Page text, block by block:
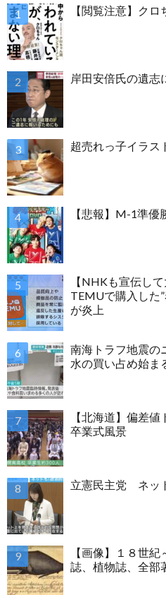
【閲覧注意】ク
岸田安倍氏の遺志
超売れっ子イラス
【悲報】M-1準
【NHKも宣伝し
TEMUで購入した
が炎上
南海トラフ地震
水の買い占め始ま
【北海道】偏差
卒業式風景
立憲民主党 ネッ
【画像】１８世
誌、植物誌、全部